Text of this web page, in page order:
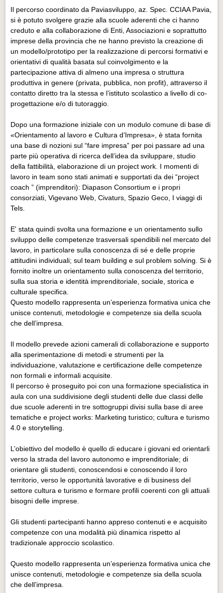
Il percorso coordinato da Paviasviluppo, az. Spec. CCIAA Pavia,
si è potuto svolgere grazie alla scuole aderenti che ci hanno
creduto e alla collaborazione di Enti, Associazioni e soprattutto
imprese della provincia che ne hanno previsto la creazione di
un modello/prototipo per la realizzazione di percorsi formativi e
orientativi di qualità basata sul coinvolgimento e la
partecipazione attiva di almeno una impresa o struttura
produttiva in genere (privata, pubblica, non profit), attraverso il
contatto diretto tra la stessa e l’istituto scolastico a livello di co-
progettazione e/o di tutoraggio.
Dopo una formazione iniziale con un modulo comune di base di
«Orientamento al lavoro e Cultura d’Impresa», è stata fornita
una base di nozioni sul “fare impresa” per poi passare ad una
parte più operativa di ricerca dell’idea da sviluppare, studio
della fattibilità, elaborazione di un project work. I momenti di
lavoro in team sono stati animati e supportati da dei “project
coach ” (imprenditori): Diapason Consortium e i propri
consorziati, Vigevano Web, Civaturs, Spazio Geco, I viaggi di
Tels.
E' stata quindi svolta una formazione e un orientamento sullo
sviluppo delle competenze trasversali spendibili nel mercato del
lavoro, in particolare sulla conoscenza di sé e delle proprie
attitudini individuali; sul team building e sul problem solving. Si è
fornito inoltre un orientamento sulla conoscenza del territorio,
sulla sua storia e identità imprenditoriale, sociale, storica e
culturale specifica.
Questo modello rappresenta un’esperienza formativa unica che
unisce contenuti, metodologie e competenze sia della scuola
che dell’impresa.
Il modello prevede azioni camerali di collaborazione e supporto
alla sperimentazione di metodi e strumenti per la
individuazione, valutazione e certificazione delle competenze
non formali e informali acquisite.
Il percorso è proseguito poi con una formazione specialistica in
aula con una suddivisione degli studenti delle due classi delle
due scuole aderenti in tre sottogruppi divisi sulla base di aree
tematiche e project works: Marketing turistico; cultura e turismo
4.0 e storytelling.
L’obiettivo del modello è quello di educare i giovani ed orientarli
verso la strada del lavoro autonomo e imprenditoriale; di
orientare gli studenti, conoscendosi e conoscendo il loro
territorio, verso le opportunità lavorative e di business del
settore cultura e turismo e formare profili coerenti con gli attuali
bisogni delle imprese.
Gli studenti partecipanti hanno appreso contenuti e e acquisito
competenze con una modalità più dinamica rispetto al
tradizionale approccio scolastico.
Questo modello rappresenta un’esperienza formativa unica che
unisce contenuti, metodologie e competenze sia della scuola
che dell’impresa.